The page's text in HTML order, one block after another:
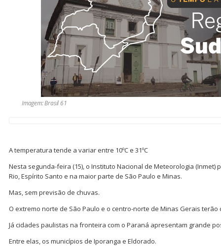
Imagem: Brasil 61
A temperatura tende a variar entre 10ºC e 31ºC
Nesta segunda-feira (15), o Instituto Nacional de Meteorologia (Inmet)
Rio, Espírito Santo e na maior parte de São Paulo e Minas.
Mas, sem previsão de chuvas.
O extremo norte de São Paulo e o centro-norte de Minas Gerais terão
Já cidades paulistas na fronteira com o Paraná apresentam grande
Entre elas, os municípios de Iporanga e Eldorado.